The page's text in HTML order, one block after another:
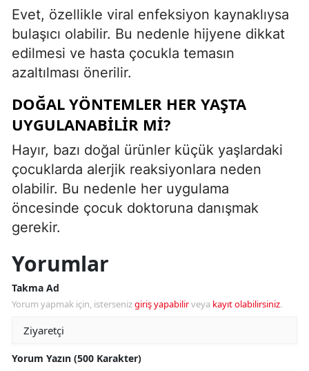
Evet, özellikle viral enfeksiyon kaynaklıysa
bulaşıcı olabilir. Bu nedenle hijyene dikkat
edilmesi ve hasta çocukla temasın
azaltılması önerilir.
DOĞAL YÖNTEMLER HER YAŞTA
UYGULANABILIR MI?
Hayır, bazı doğal ürünler küçük yaşlardaki
çocuklarda alerjik reaksiyonlara neden
olabilir. Bu nedenle her uygulama
öncesinde çocuk doktoruna danışmak
gerekir.
Yorumlar
Takma Ad
Yorum yapmak için, istersenizgiriş yapabilirveya kayıt olabilirsiniz.
Yorum Yazın (500 Karakter)